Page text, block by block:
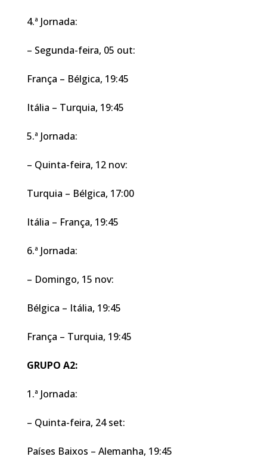
4.ª Jornada:
– Segunda-feira, 05 out:
França – Bélgica, 19:45
Itália – Turquia, 19:45
5.ª Jornada:
– Quinta-feira, 12 nov:
Turquia – Bélgica, 17:00
Itália – França, 19:45
6.ª Jornada:
– Domingo, 15 nov:
Bélgica – Itália, 19:45
França – Turquia, 19:45
GRUPO A2:
1.ª Jornada:
– Quinta-feira, 24 set:
Países Baixos – Alemanha, 19:45